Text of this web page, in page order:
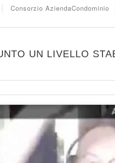
Consorzio AziendaCondominio
UN LIVELLO